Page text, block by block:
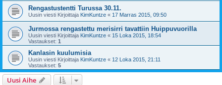
Rengastustentti Turussa 30.11.
Uusin viesti Kirjoittaja KimKuntze « 17 Marras 2015, 09:50
Jurmossa rengastettu merisirri tavattiin Huippuvuorilla
Uusin viesti Kirjoittaja KimKuntze « 15 Loka 2015, 18:54
Vastaukset: 1
Kanlasin kuulumisia
Uusin viesti Kirjoittaja KimKuntze « 12 Loka 2015, 21:11
Vastaukset: 5
Uusi Aihe